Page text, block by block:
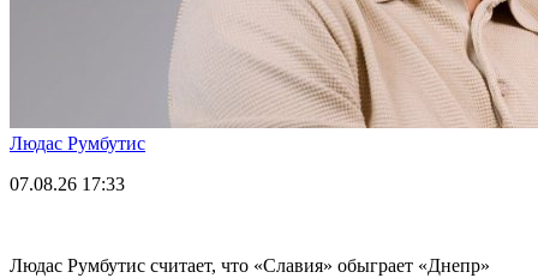
Людас Румбутис
07.08.26 17:33
Людас Румбутис считает, что «Славия» обыграет «Днепр»